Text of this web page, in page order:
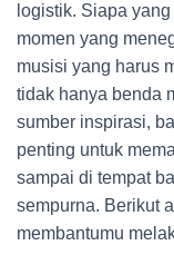
logistik. Siapa
momen yang
musisi yang harus
tidak hanya benda
sumber inspirasi,
penting untuk
sampai di tempat
sempurna. Berikut
membantumu